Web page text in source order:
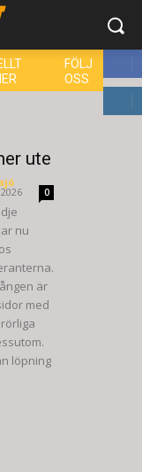
ute
0
nu
är
med
löpning
FÖLJ
OSS
8,660
6,714